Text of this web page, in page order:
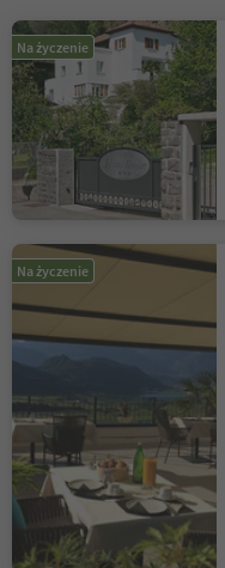
Na życzenie
Na życzenie